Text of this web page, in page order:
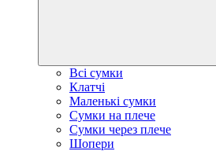
Всі сумки
Клатчі
Маленькі сумки
Сумки на плече
Сумки через плече
Шопери